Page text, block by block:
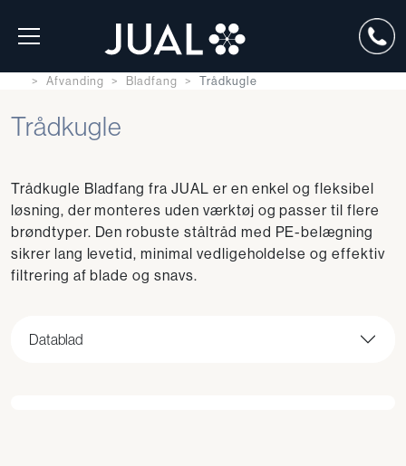
Afvanding Bladfang Trådkugle
Trådkugle
Trådkugle Bladfang fra JUAL er en enkel og fleksibel
løsning, der monteres uden værktøj og passer til flere
brøndtyper. Den robuste ståltråd med PE-belægning
sikrer lang levetid, minimal vedligeholdelse og effektiv
filtrering af blade og snavs.
Datablad